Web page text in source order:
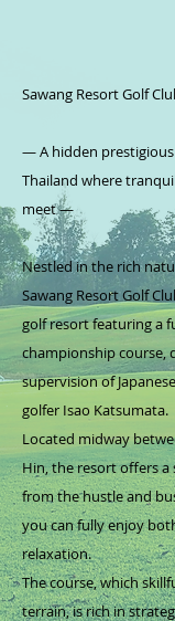
Sawang Resort Golf
― A hidden
Thailand where
meet ―
Nestled in the rich
Sawang Resort Golf
golf resort featuring a
championship course,
supervision of
golfer Isao Katsumata.
Located midway
Hin, the resort offers a
from the hustle and
you can fully enjoy
relaxation.
The course, which
terrain, is rich in